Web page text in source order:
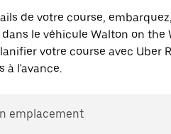
de votre course,
le véhicule Walton on the
votre course avec Uber
à l'avance.
emplacement